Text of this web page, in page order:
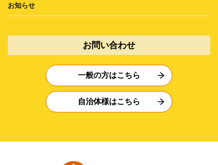
お知らせ
お問い合わせ
一般の方はこちら
自治体様はこちら